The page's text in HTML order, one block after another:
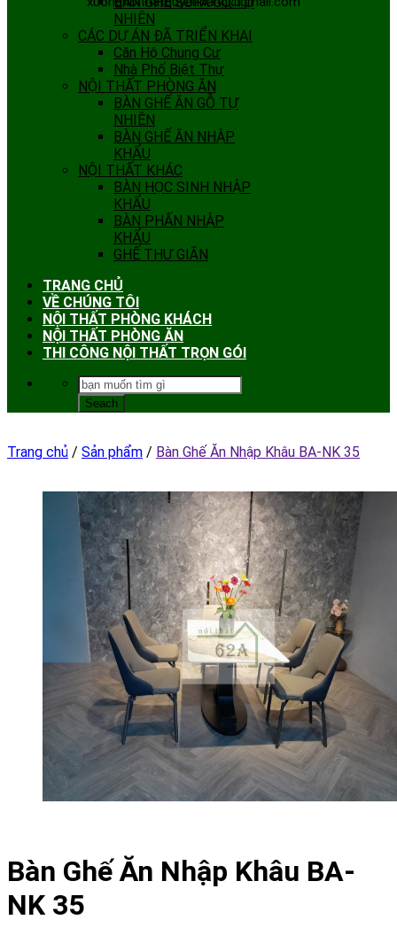
NHIÊN
CÁC DỰ ÁN ĐÃ TRIỂN KHAI
Căn Hộ Chung Cư
Nhà Phố Biệt Thự
NỘI THẤT PHÒNG ĂN
BÀN GHẾ ĂN GỖ TỰ
NHIÊN
BÀN GHẾ ĂN NHẬP
KHẨU
NỘI THẤT KHÁC
BÀN HỌC SINH NHẬP
KHẨU
BÀN PHẤN NHẬP
KHẨU
GHẾ THƯ GIÃN
TRANG CHỦ
VỀ CHÚNG TÔI
NỘI THẤT PHÒNG KHÁCH
NỘI THẤT PHÒNG ĂN
THI CÔNG NỘI THẤT TRỌN GÓI
Trang chủ / Sản phẩm / Bàn Ghế Ăn Nhập Khâu BA-NK 35
Bàn Ghế Ăn Nhập Khâu BA-
NK 35